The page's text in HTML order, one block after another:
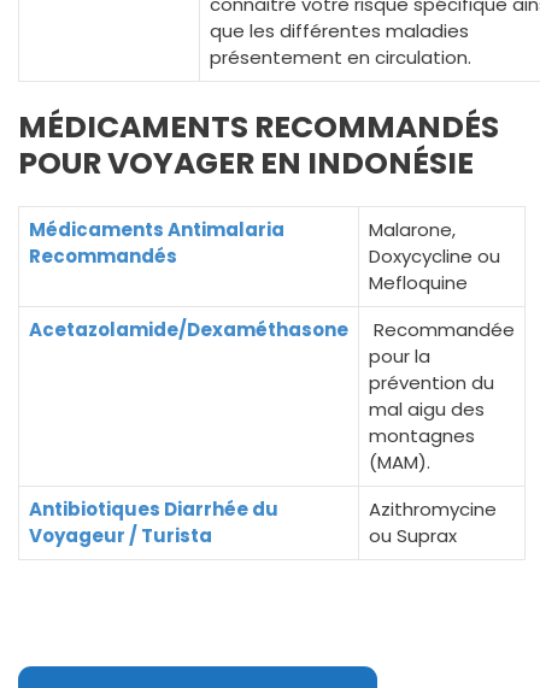
que les différentes maladies
présentement en circulation.
MÉDICAMENTS RECOMMANDÉS
POUR VOYAGER EN INDONÉSIE
Médicaments Antimalaria
Recommandés
Malarone,
Doxycycline ou
Mefloquine
Acetazolamide/Dexaméthasone
Recommandée
pour la
prévention du
mal aigu des
montagnes
(MAM).
Antibiotiques Diarrhée du
Voyageur / Turista
Azithromycine
ou Suprax